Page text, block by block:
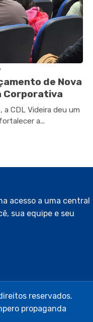
de Nova
Corporativa
CDL Videira deu um
a...
acesso a uma central
sua equipe e seu
reservados.
propaganda